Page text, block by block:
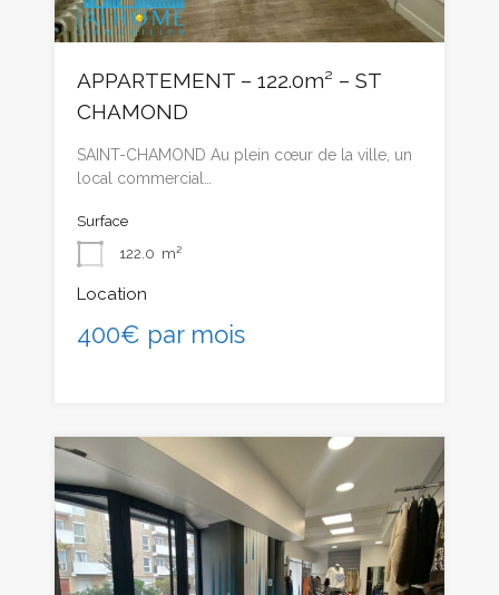
APPARTEMENT – 122.0m² – ST
CHAMOND
SAINT-CHAMOND Au plein cœur de la ville, un
local commercial…
Surface
122.0 m²
Location
400€ par mois